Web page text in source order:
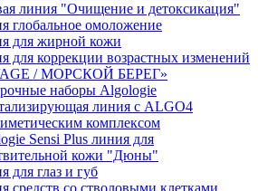
линия "Очищение и детоксикация"
глобальное омоложение
для жирной кожи
для коррекции возрастных изменений
/ МОРСКОЙ БЕРЕГ»
наборы Algologie
линия с ALGO4
комплексом
Sensi Plus линия для
кожи "Дюны"
для глаз и губ
средств со стволовыми клетками